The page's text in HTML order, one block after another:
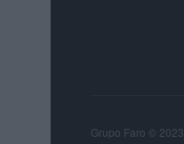
Grupo Faro © 2023